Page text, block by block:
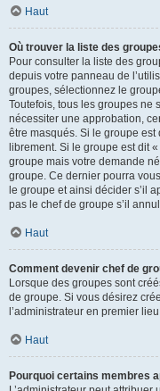
Haut
Où trouver la liste des
Pour consulter la liste des
depuis votre panneau de
groupes, sélectionnez le
Toutefois, tous les groupes ne
nécessiter une approbation,
être masqués. Si le groupe
librement. Si le groupe est dit
groupe mais votre demande
groupe. Ce dernier pourra
le groupe et ainsi décider s’il
pas le chef de groupe s’il
Haut
Comment devenir chef de
Lorsque des groupes sont
de groupe. Si vous désirez
l’administrateur en premier
Haut
Pourquoi certains membres